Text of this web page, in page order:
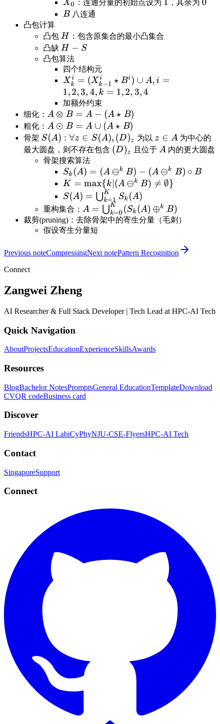
1}\oplus
B)\cap
A
X0 ：连通分量的初始点设为 ，其余为
B
B八连通
凸包计算
凸包 H
H ：包含原集合的最小凸集合
凸缺 H-
S
H − S
凸包算法
四个结构元
X_k^i=(X_{k-
1}^i\star B^i)\cup
A,i=1,2,3,4,k=1,2,3,4
Xk
i = (Xk−1
i ⋆ Bi ) ∪ A, i =
1, 2, 3, 4, k = 1, 2, 3,4
加额外约束
细化： A\otimes
B=A-
(A\star
B)
A ⊗ B = A − (A ⋆ B)
粗化： A\odot
B=A\cup(A\star
B)
A ⊙ B = A ∪ (A ⋆ B)
骨架 S(A)
S(A) ：\forall
z\in
S(A),
(D)_z
∀z ∈ S(A), (D)z 为以 z\in
A
z ∈ A 为中心的
最大圆盘，则不存在包含 (D)_z
(D)z 且位于 A
A 内的更大圆盘
骨架搜索算法
S_k(A)=
(A\ominus^k
B)-
(A\ominus^k
B)\circ B
Sk (A) = (A ⊖k B) − (A ⊖k B) ∘ B
K=\max\{k|
(A\ominus^k
B)\neq\emptyset\}
K = max{k (A ⊖k B) 
= ∅}
S(A)=\bigcup_{k=1}^K
S_k(A)
S(A) = ⋃k=1
K Sk (A)
重构集合：
B)
A = ⋃k=0
K (Sk (A) ⊕k B)
裁剪(pruning)：去除骨架中的寄生分量（毛刺）
假设寄生分量短
Previous noteCompressingNext notePattern Recognition
Connect
Zangwei Zheng
AI Researcher & Full Stack Developer | Tech Lead at HPC-AI Tech
Quick Navigation
AboutProjectsEducationExperienceSkillsAwards
Resources
BlogBachelor NotesPromptsGeneral EducationTemplateDownload
CVQR codeBusiness card
Discover
FriendsHPC-AI LabiCyPhyNJU-CSE-FlyersHPC-AI Tech
Contact
SingaporeSupport
Connect